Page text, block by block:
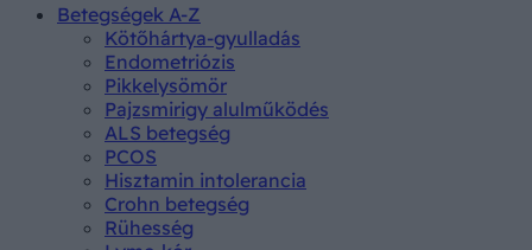
Betegségek A-Z
Kötőhártya-gyulladás
Endometriózis
Pikkelysömör
Pajzsmirigy alulműködés
ALS betegség
PCOS
Hisztamin intolerancia
Crohn betegség
Rühesség